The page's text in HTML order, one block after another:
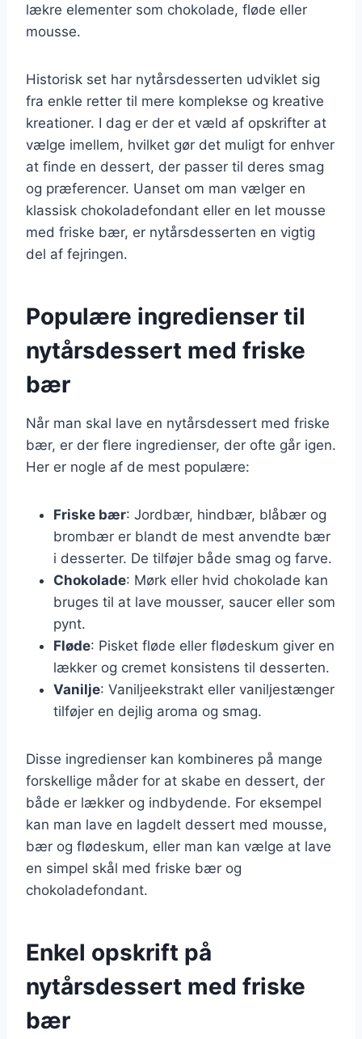
lækre elementer som chokolade, fløde eller
mousse.
Historisk set har nytårsdesserten udviklet sig
fra enkle retter til mere komplekse og kreative
kreationer. I dag er der et væld af opskrifter at
vælge imellem, hvilket gør det muligt for enhver
at finde en dessert, der passer til deres smag
og præferencer. Uanset om man vælger en
klassisk chokoladefondant eller en let mousse
med friske bær, er nytårsdesserten en vigtig
del af fejringen.
Populære ingredienser til
nytårsdessert med friske
bær
Når man skal lave en nytårsdessert med friske
bær, er der flere ingredienser, der ofte går igen.
Her er nogle af de mest populære:
Friske bær: Jordbær, hindbær, blåbær og
brombær er blandt de mest anvendte bær
i desserter. De tilføjer både smag og farve.
Chokolade: Mørk eller hvid chokolade kan
bruges til at lave mousser, saucer eller som
pynt.
Fløde: Pisket fløde eller flødeskum giver en
lækker og cremet konsistens til desserten.
Vanilje: Vaniljeekstrakt eller vaniljestænger
tilføjer en dejlig aroma og smag.
Disse ingredienser kan kombineres på mange
forskellige måder for at skabe en dessert, der
både er lækker og indbydende. For eksempel
kan man lave en lagdelt dessert med mousse,
bær og flødeskum, eller man kan vælge at lave
en simpel skål med friske bær og
chokoladefondant.
Enkel opskrift på
nytårsdessert med friske
bær